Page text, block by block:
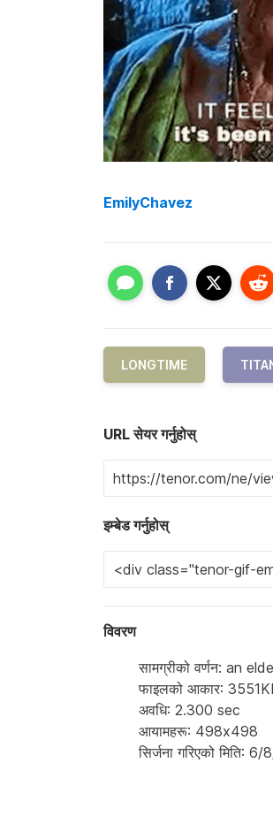
EmilyChavez
LONGTIME
URL सेयर गर्नुहोस्
इम्बेड गर्नुहोस्
विवरण
सामग्रीको वर्णन: an
फाइलको आकार:
अवधि: 2.300 sec
आयामहरू: 498x498
सिर्जना गरिएको मिति: